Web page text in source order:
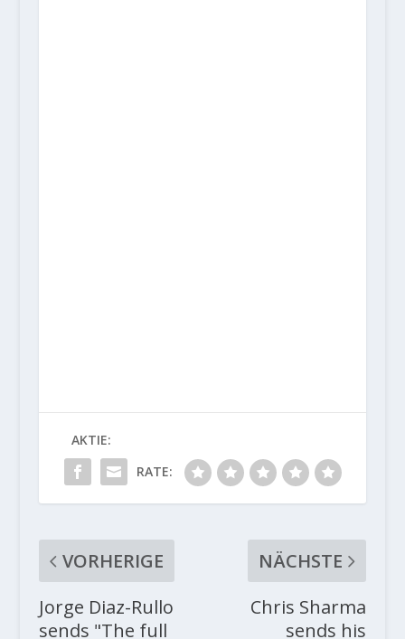
AKTIE:
RATE:
VORHERIGE
Jorge Diaz-Rullo
sends "The full
NÄCHSTE
Chris Sharma
sends his